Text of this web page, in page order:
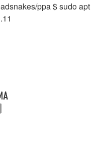
ppa $ sudo apt